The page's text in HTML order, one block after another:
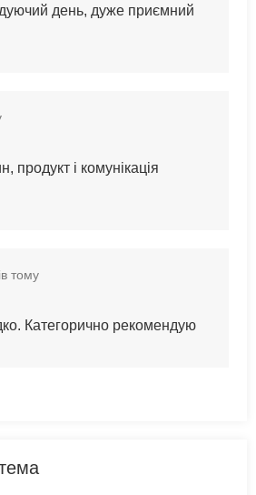
день, дуже приємний
продукт і комунікація
тому
Категорично рекомендую